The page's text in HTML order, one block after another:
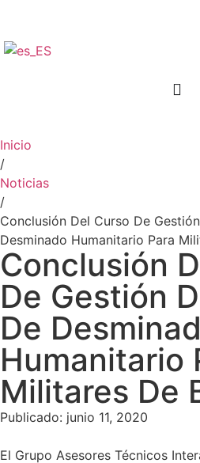
Inicio
/
Noticias
/
Conclusión Del Curso De
Desminado Humanitario Para
Conclusión
De Gestión
De
Humanitario
Militares De
Publicado: junio 11, 2020
El Grupo Asesores Técnicos